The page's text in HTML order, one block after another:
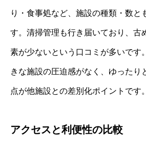
り・食事処など、施設の種類・数と
す。清掃管理も行き届いており、古
素が少ないという口コミが多いです
きな施設の圧迫感がなく、ゆったり
点が他施設との差別化ポイントです。
アクセスと利便性の比較